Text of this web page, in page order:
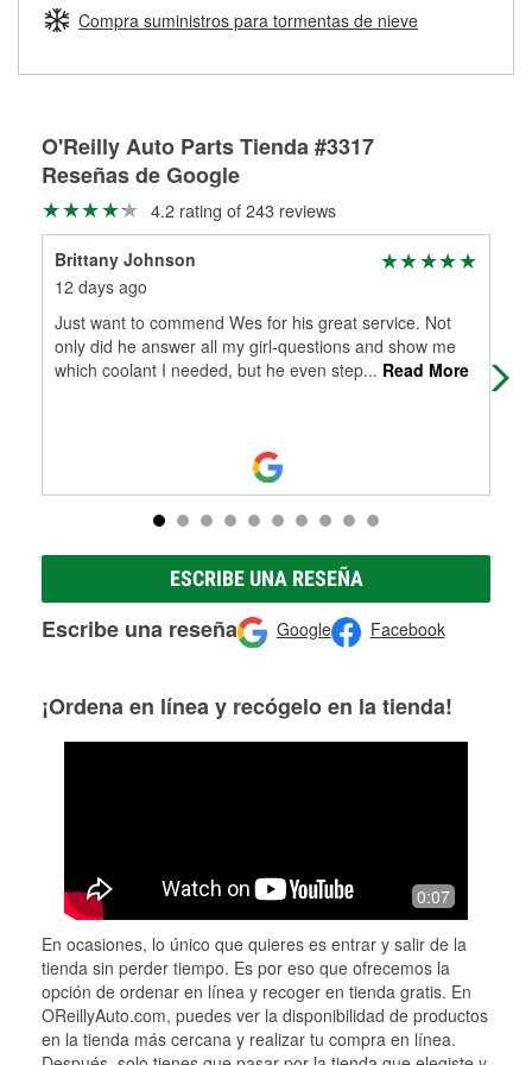
Más información sobre el Programa de Préstamo de
medirán tus tambores o discos para determinar si pueden
ser rectificados con seguridad. Si tus tambores o discos no
partes de reemplazo correctas para tu reparación.
Compra suministros para tormentas de nieve
O'Reilly Auto Parts Tienda #3317
Reseñas de Google
4.2 rating of 243 reviews
Brittany Johnson
12 days ago
Just want to commend Wes for his great service. Not
only did he answer all my girl-questions and show me
which coolant I needed, but he even step... Read More
ESCRIBE UNA RESEÑA
Escribe una reseña Google Facebook
¡Ordena en línea y recógelo en la tienda!
0:07
En ocasiones, lo único que quieres es entrar y salir de la
tienda sin perder tiempo. Es por eso que ofrecemos la
opción de ordenar en línea y recoger en tienda gratis. En
OReillyAuto.com, puedes ver la disponibilidad de productos
en la tienda más cercana y realizar tu compra en línea.